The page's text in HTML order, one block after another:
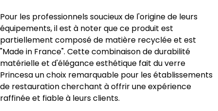
Pour les professionnels soucieux de l'origine de leurs
équipements, il est à noter que ce produit est
partiellement composé de matière recyclée et est
"Made in France". Cette combinaison de durabilité
matérielle et d'élégance esthétique fait du verre
Princesa un choix remarquable pour les établissements
de restauration cherchant à offrir une expérience
raffinée et fiable à leurs clients.